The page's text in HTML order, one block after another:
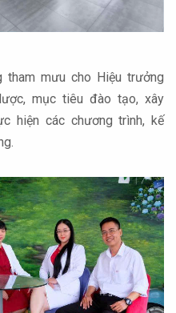
mưu cho Hiệu trưởng
mục tiêu đào tạo, xây
hiện các chương trình, kế